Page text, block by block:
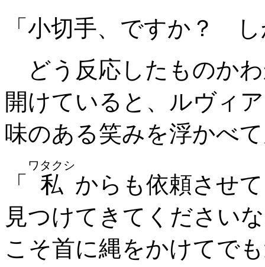
「小切手、ですか？
どう反応したものか
開けていると、ルヴィ
味のある笑みを浮かべ
「
私
ワタクシ
からも依頼させ
見つけてきてください
こそ首に縄をかけてで